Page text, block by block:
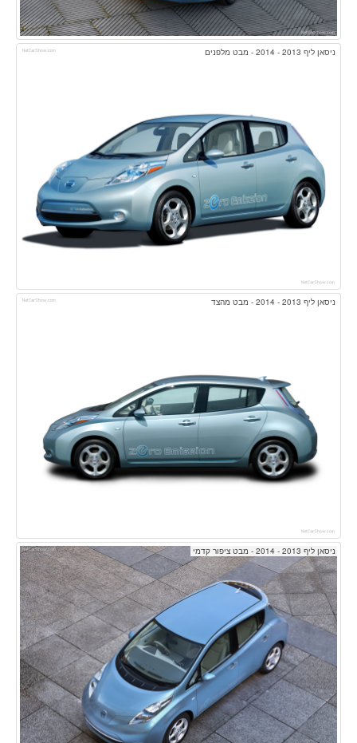
ניסאן ליף 2013 - 2014 - מבט מלפנים
ניסאן ליף 2013 - 2014 - מבט מהצד
ניסאן ליף 2013 - 2014 - מבט ציפור קדמי